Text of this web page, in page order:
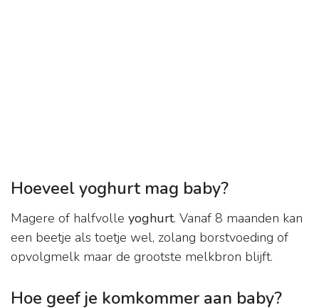
Hoeveel yoghurt mag baby?
Magere of halfvolle yoghurt. Vanaf 8 maanden kan
een beetje als toetje wel, zolang borstvoeding of
opvolgmelk maar de grootste melkbron blijft.
Hoe geef je komkommer aan baby?